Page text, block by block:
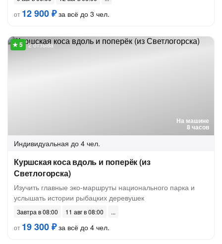
от 12 900 ₽за всё до 3 чел.
На машине
8 часов
2 отзыва
Индивидуальная до 4 чел.
Куршская коса вдоль и поперёк (из
Светлогорска)
Изучить главные эко-маршруты национального парка и
услышать истории рыбацких деревушек
Завтра в 08:00
11 авг в 08:00
от 19 300 ₽за всё до 4 чел.